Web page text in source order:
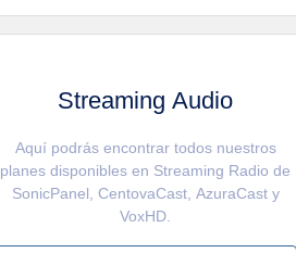
Streaming Audio
Aquí podrás encontrar todos nuestros
planes disponibles en Streaming Radio de
SonicPanel, CentovaCast, AzuraCast y
VoxHD.